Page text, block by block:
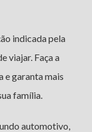
indicada pela
viajar. Faça a
e garanta mais
família.
automotivo,